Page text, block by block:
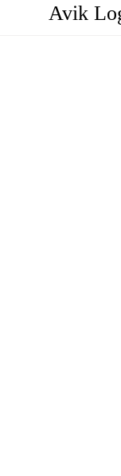
Avik